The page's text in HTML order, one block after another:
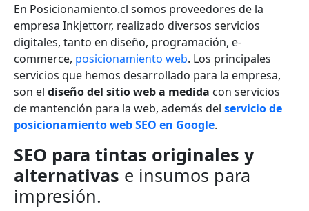
En Posicionamiento.cl somos proveedores de la
empresa Inkjettorr, realizado diversos servicios
digitales, tanto en diseño, programación, e-
commerce, posicionamiento web. Los principales
servicios que hemos desarrollado para la empresa,
son el diseño del sitio web a medida con servicios
de mantención para la web, además del servicio de
posicionamiento web SEO en Google.
SEO para tintas originales y
alternativas e insumos para
impresión.